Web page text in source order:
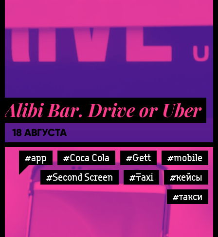
Alibi Bar. Drive or Uber
18 АВГУСТА
#app #Coca Cola #Gett
#mobile
#Second Screen
#Taxi
#кейсы
#такси